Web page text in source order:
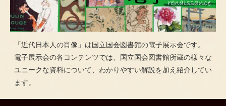
「近代日本人の肖像」は国立国会図書館の電子展示会です。
電子展示会の各コンテンツでは、国立国会図書館所蔵の様々な
ユニークな資料について、わかりやすい解説を加え紹介してい
ます。